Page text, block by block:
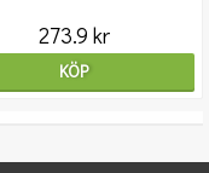
273.9 kr
KÖP